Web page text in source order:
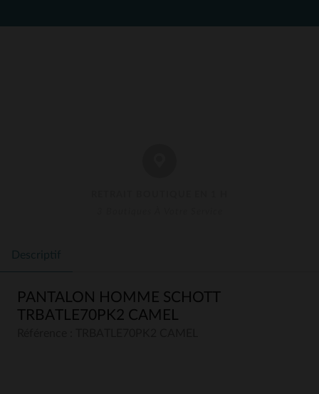
Descriptif
PANTALON HOMME SCHOTT
TRBATLE70PK2 CAMEL